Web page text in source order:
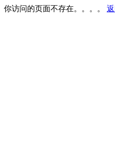
你访问的页面不存在。。。。